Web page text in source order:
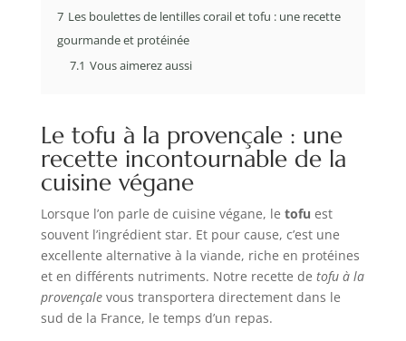
7 Les boulettes de lentilles corail et tofu : une recette
gourmande et protéinée
7.1 Vous aimerez aussi
Le tofu à la provençale : une
recette incontournable de la
cuisine végane
Lorsque l’on parle de cuisine végane, le tofu est
souvent l’ingrédient star. Et pour cause, c’est une
excellente alternative à la viande, riche en protéines
et en différents nutriments. Notre recette de tofu à la
provençalevous transportera directement dans le
sud de la France, le temps d’un repas.